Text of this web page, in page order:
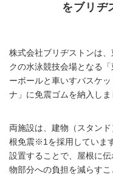
をブリヂ
株式会社ブリヂストンは
クの水泳競技会場となる
ーボールと車いすバスケ
ナ」に免震ゴムを納入しま
両施設は、建物（スタン
根免震※1を採用していま
設置することで、屋根に
物部分への負担を減らす